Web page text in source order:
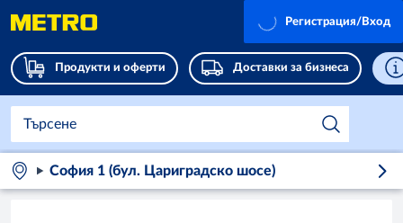
Продукти и оферти Доставки за бизнеса
Регистрация/Вход
София 1 (бул. Цариградско шосе)